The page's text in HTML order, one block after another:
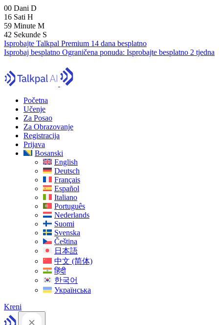
00 Dani D
16 Sati H
59 Minute M
41 Sekunde S
Isprobajte Talkpal Premium 14 dana besplatno
Isprobaj besplatno Ograničena ponuda: Isprobajte besplatno 2 tjedna
Početna
Učenje
Za Posao
Za Obrazovanje
Registracija
Prijava
Bosanski
English
Deutsch
Français
Español
Italiano
Português
Nederlands
Suomi
Svenska
Čeština
日本語
中文 (简体)
हिंदी
한국어
Українська
Kreni